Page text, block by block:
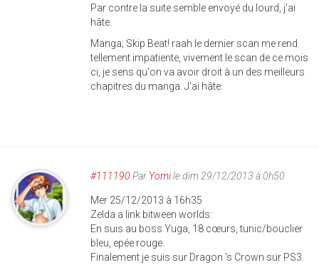
Par contre la suite semble envoyé du lourd, j'ai
hâte.
Manga; Skip Beat! raah le dernier scan me rend
tellement impatiente, vivement le scan de ce mois
ci, je sens qu'on va avoir droit à un des meilleurs
chapitres du manga. J'ai hâte.
#111190 Par Yomile dim 29/12/2013 à 0h50
Mer 25/12/2013 à 16h35
Zelda a link bitween worlds:
En suis au boss Yuga, 18 cœurs, tunic/bouclier
bleu, epée rouge.
Finalement je suis sur Dragon 's Crown sur PS3.